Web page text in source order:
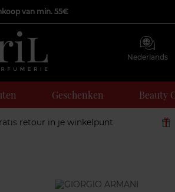
van min. 55€
Nederlands
Geschenken Beauty
retour in je winkelpunt
Marque